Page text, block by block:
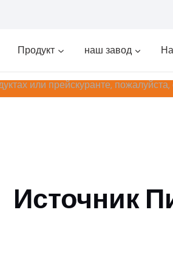
Продукт наш завод
или прейскуранте,
Источник